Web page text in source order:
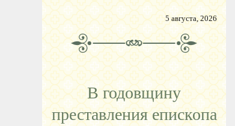
5 августа, 2026
В годовщину
преставления епископа